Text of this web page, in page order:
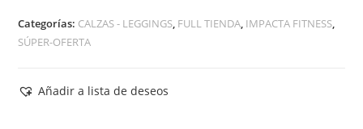
Categorías: CALZAS - LEGGINGS, FULL TIENDA, IMPACTA FITNESS,
SÚPER-OFERTA
Añadir a lista de deseos